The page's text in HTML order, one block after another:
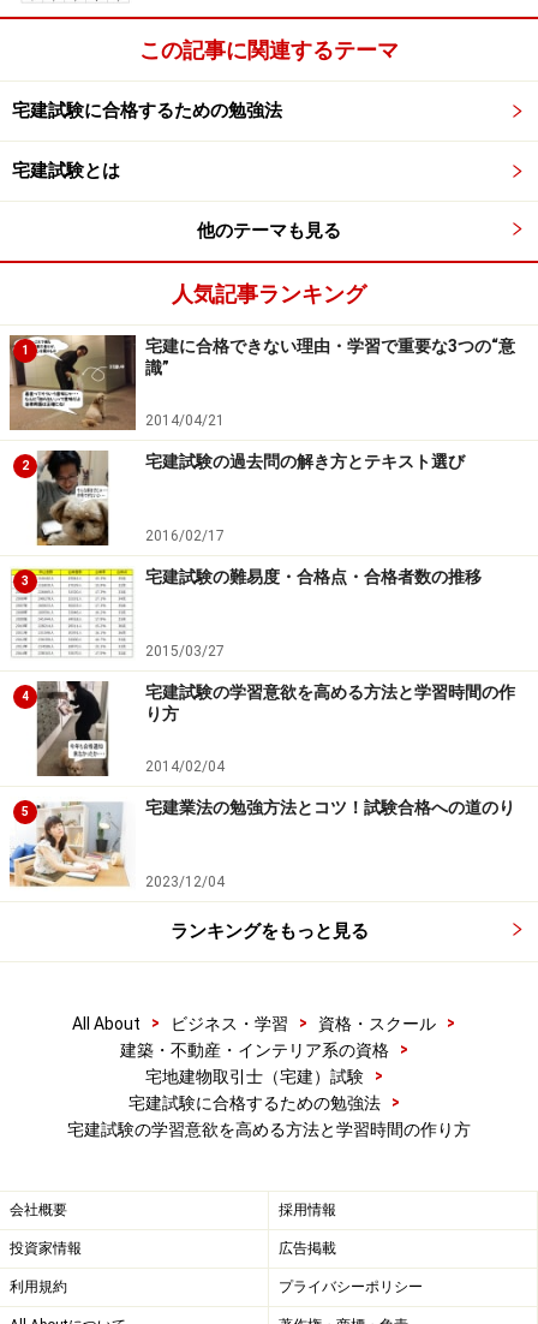
恋人とドライブしている自分をイメージしたり、購入し
た外車の革張りのシートの匂いまでしてきそうなくらい
に具体的にイメージしましょう。そうすると、その夢を
現実にしたいと強く思うようになり、勉強しようという
気になってきます。
2．はじめは試験よりも実務を意識する
ジしがちだったりします。しかし、宅建試験はこれまで
学生時代の試験では、基礎学力に関するものが多く、ど
うしてもその試験で問われる内容が実社会でどのように
活用されているのか、将来の自分にどのように役立って
くるのかがイメージしにくいものでした。だから、「試
験に合格するために勉強する」という間違った意識を持
ってしまい、勉強＝苦痛・忍耐・我慢……という嫌なイメ
ージを頭に残してしまいます。
しかし、宅建試験などの専門的な試験は、その内容が実
務的で、近い将来自分にどのように役立つかがイメージ
しやすいものです。ですから、まずは、これまでの「試
験勉強」というマイナスのイメージを捨てましょう。入
社したとき、新しい職種のアルバイトを始めたときに経
験した、「早く仕事を身につけたいな」と思ったあの感
覚で勉強をしましょう。
「昨日のお客さんから○○と質問されたけど、よくわから
なかったなあ……あれはどう対応すればよかったんだろう
めたら土地とか建物の売り買いをお手伝いするんだよな
あ。もし、欠陥住宅を売ったらどうなるんだろうか。テ
キストで調べてみよう。」というように身近な例をイメ
ージして仕事を覚える感覚でテキストをパラパラめくる
勉強していても、時間が圧倒的に足りない
この記事に関連するテーマ
宅建試験に合格するための勉強法
宅建試験とは
他のテーマも見る
人気記事ランキング
1
宅建に合格できない理由・学習で重要な3つの“意
識”
2014/04/21
2 宅建試験の過去問の解き方とテキスト選び
2016/02/17
3 宅建試験の難易度・合格点・合格者数の推移
2015/03/27
4
宅建試験の学習意欲を高める方法と学習時間の作
り方
2014/02/04
5 宅建業法の勉強方法とコツ！試験合格への道のり
2023/12/04
ランキングをもっと見る
All About > ビジネス・学習 > 資格・スクール
>
建築・不動産・インテリア系の資格
>
宅地建物取引士（宅建）試験
>
宅建試験に合格するための勉強法
>
宅建試験の学習意欲を高める方法と学習時間の作り方
会社概要 採用情報
投資家情報 広告掲載
利用規約 プライバシーポリシー